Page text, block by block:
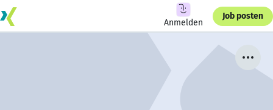
Anmelden
Job posten